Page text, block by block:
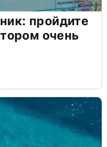
пройдите
очень